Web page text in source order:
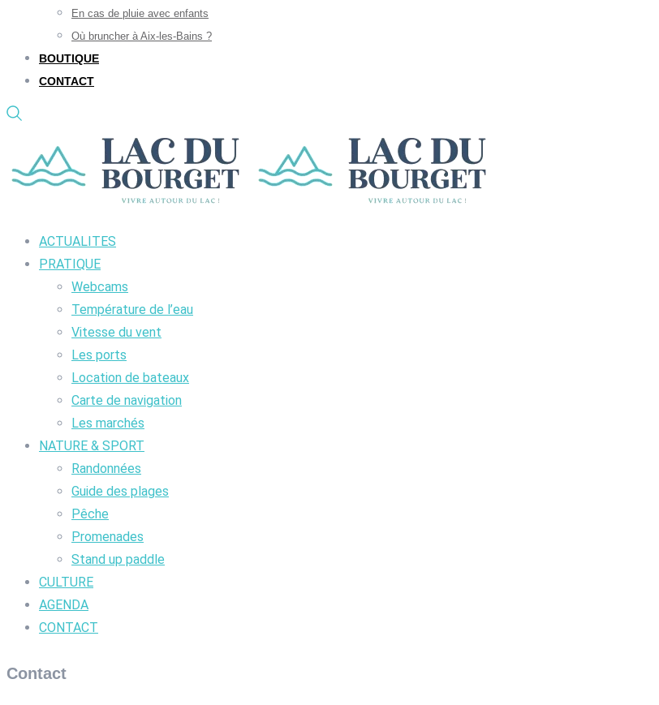
En cas de pluie avec enfants
Où bruncher à Aix-les-Bains ?
BOUTIQUE
CONTACT
ACTUALITES
PRATIQUE
Webcams
Température de l’eau
Vitesse du vent
Les ports
Location de bateaux
Carte de navigation
Les marchés
NATURE & SPORT
Randonnées
Guide des plages
Pêche
Promenades
Stand up paddle
CULTURE
AGENDA
CONTACT
Contact